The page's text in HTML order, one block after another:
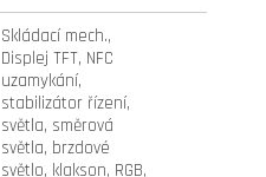
Skládací mech.,
Displej TFT, NFC
uzamykání,
stabilizátor řízení,
světla, směrová
světla, brzdové
světlo, klakson, RGB,